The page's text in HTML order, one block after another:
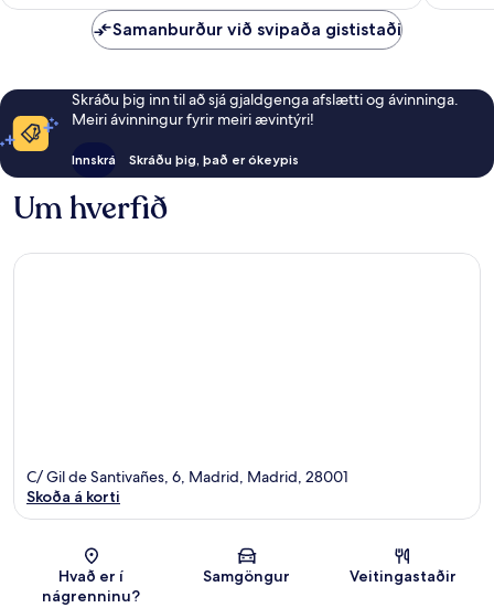
Samanburður við svipaða gististaði
Skráðu þig inn til að sjá gjaldgenga afslætti og ávinninga.
Meiri ávinningur fyrir meiri ævintýri!
Innskrá Skráðu þig, það er ókeypis
Um hverfið
Kort
C/ Gil de Santivañes, 6, Madrid, Madrid, 28001
Skoða á korti
Hvað er í
nágrenninu?
Samgöngur Veitingastaðir